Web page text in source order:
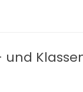
und